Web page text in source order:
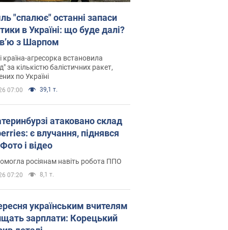
"спалює" останні запаси
в Україні: що буде далі?
з Шарпом
країна-агресорка встановила
за кількістю балістичних ракет,
по Україні
07:00 39,1 т.
атаковано склад
є влучання, піднявся
і відео
росіянам навіть робота ППО
07:20 8,1 т.
українським вчителям
зарплати: Корецький